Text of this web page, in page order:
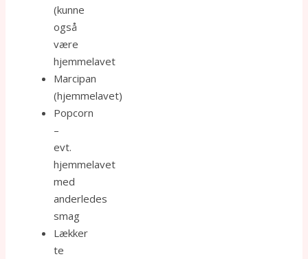
(kunne
også
være
hjemmelavet
Marcipan
(hjemmelavet)
Popcorn
–
evt.
hjemmelavet
med
anderledes
smag
Lækker
te